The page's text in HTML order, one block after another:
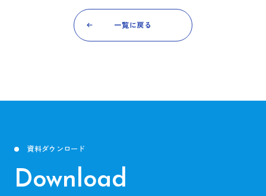
一覧に戻る
資料ダウンロード
Download